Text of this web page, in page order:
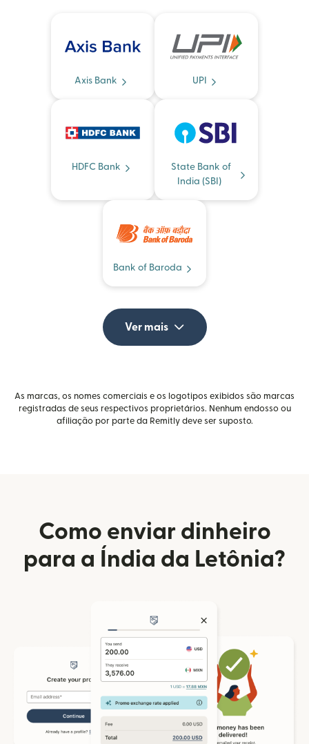
Axis Bank UPI
HDFC Bank
State Bank of
India (SBI)
Bank of Baroda
Ver mais
As marcas, os nomes comerciais e os logotipos exibidos são marcas
registradas de seus respectivos proprietários. Nenhum endosso ou
afiliação por parte da Remitly deve ser suposto.
Como enviar dinheiro
para a Índia da Letônia?